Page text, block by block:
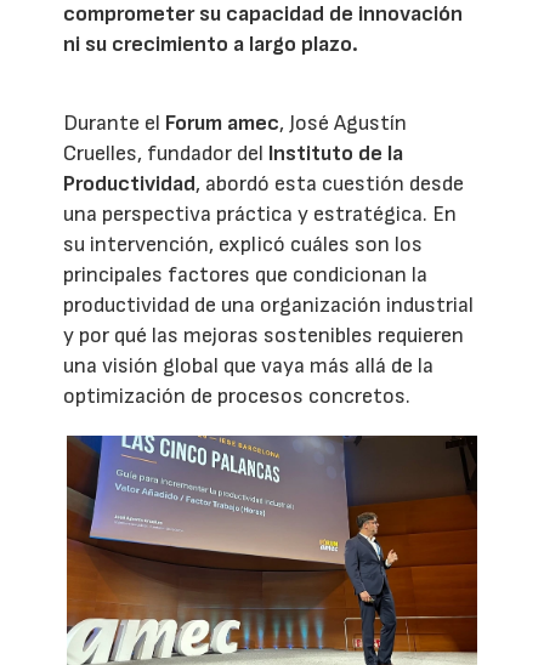
comprometer su capacidad de innovación
ni su crecimiento a largo plazo.
Durante el Forum amec, José Agustín
Cruelles, fundador del Instituto de la
Productividad, abordó esta cuestión desde
una perspectiva práctica y estratégica. En
su intervención, explicó cuáles son los
principales factores que condicionan la
productividad de una organización industrial
y por qué las mejoras sostenibles requieren
una visión global que vaya más allá de la
optimización de procesos concretos.